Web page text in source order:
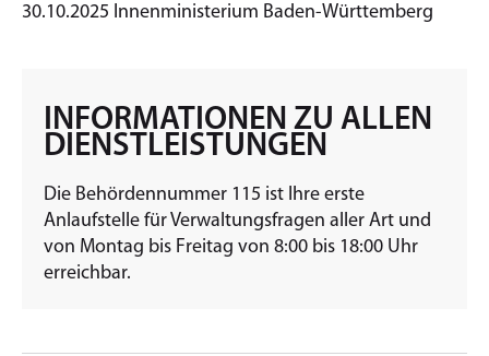
30.10.2025 Innenministerium Baden-Württemberg
INFORMATIONEN ZU ALLEN
DIENSTLEISTUNGEN
Die Behördennummer 115 ist Ihre erste
Anlaufstelle für Verwaltungsfragen aller Art und
von Montag bis Freitag von 8:00 bis 18:00 Uhr
erreichbar.